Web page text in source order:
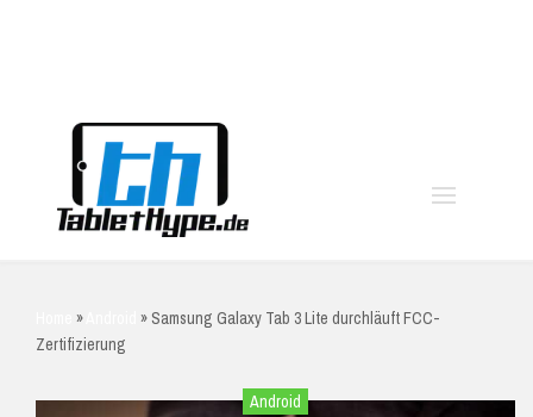
» » Samsung Galaxy Tab 3 Lite durchläuft FCC-
Zertifizierung
Android